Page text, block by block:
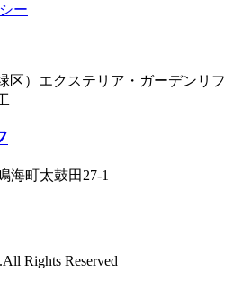
ー
区）エクステリア・ガーデンリフ
海町太鼓田27-1
Rights Reserved